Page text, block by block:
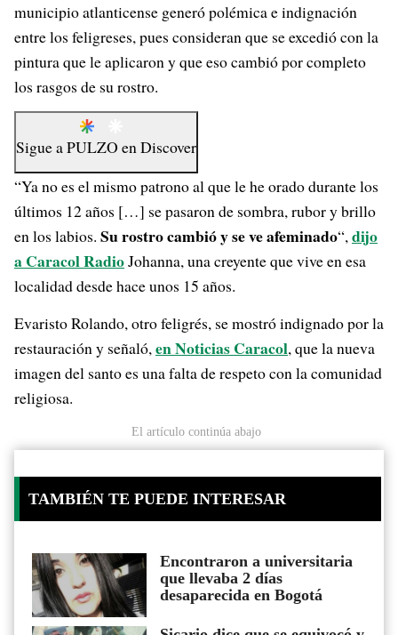
municipio atlanticense generó polémica e indignación
entre los feligreses, pues consideran que se excedió con la
pintura que le aplicaron y que eso cambió por completo
los rasgos de su rostro.
Sigue aPULZO enDiscover
“Ya no es el mismo patrono al que le he orado durante los
últimos 12 años […] se pasaron de sombra, rubor y brillo
en los labios. Su rostro cambió y se ve afeminado“,dijo
a Caracol RadioJohanna, una creyente que vive en esa
localidad desde hace unos 15 años.
Evaristo Rolando, otro feligrés, se mostró indignado por la
restauración y señaló,en Noticias Caracol, que la nueva
imagen del santo es una falta de respeto con la comunidad
religiosa.
El artículo continúa abajo
TAMBIÉN TE PUEDE INTERESAR
Encontraron a universitaria
que llevaba 2 días
desaparecida en Bogotá